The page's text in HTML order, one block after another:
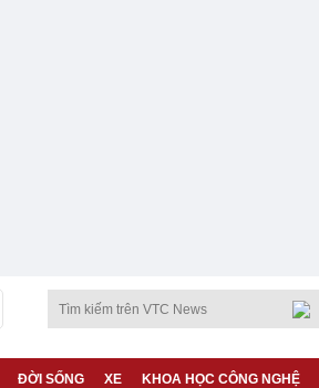
ĐỜI SỐNG XE KHOA HỌC CÔNG NGHỆ